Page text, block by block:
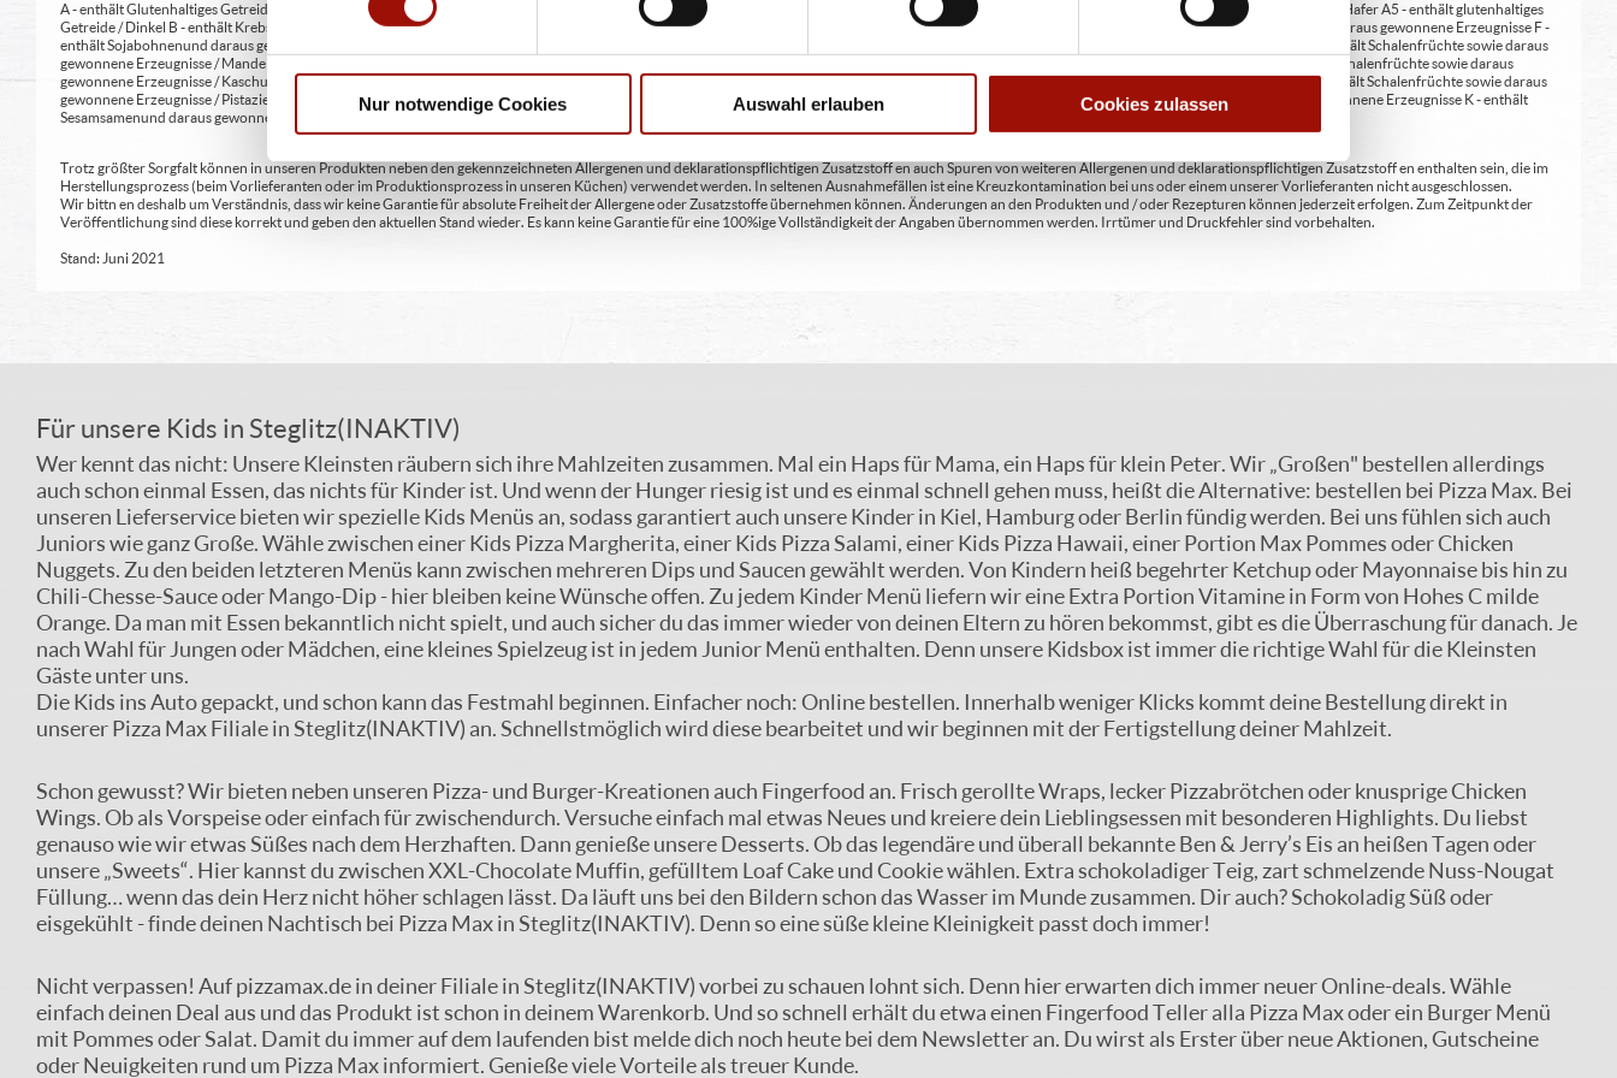
Nur notwendige Cookies Auswahl erlauben Cookies zulassen
A - enthält Glutenhaltiges Getreide A1 - enthält glutenhaltiges Getreide / Weizen A2 - enthält glutenhaltiges Getreide / Roggen A3 - enthält glutenhaltiges Getreide / Gerste A4 - enthält glutenhaltiges Getreide / Hafer A5 - enthält glutenhaltiges
Getreide / Dinkel B - enthält Krebstiere und daraus gewonnene Erzeugnisse C - enthält Eier und daraus gewonnene Erzeugnisse D - enthält Fische und daraus gewonnene Erzeugnisse E - enthält Erdnüsse und daraus gewonnene Erzeugnisse F -
enthält Sojabohnen und daraus gewonnene Erzeugnisse G - enthält Milch und daraus gewonnene Erzeugnisse (einschließlich Laktose) H - enthält Schalenfrüchte sowie daraus gewonnene Erzeugnisse H1 - enthält Schalenfrüchte sowie daraus
gewonnene Erzeugnisse / Mandeln H2 - enthält Schalenfrüchte sowie daraus gewonnene Erzeugnisse / Haselnüsse H3 - enthält Schalenfrüchte sowie daraus gewonnene Erzeugnisse / Walnüsse H4 - enthält Schalenfrüchte sowie daraus
gewonnene Erzeugnisse / Kaschunüsse H5 - enthält Schalenfrüchte sowie daraus gewonnene Erzeugnisse / Pecannüsse H6 - enthält Schalenfrüchte sowie daraus gewonnene Erzeugnisse / Paranüsse H7 - enthält Schalenfrüchte sowie daraus
gewonnene Erzeugnisse / Pistazien H8 - enthält Schalenfrüchte sowie daraus gewonnene Erzeugnisse / Macadamianüsse I - enthält Sellerie und daraus gewonnene Erzeugnisse J - enthält Senf und daraus gewonnene Erzeugnisse K - enthält
Sesamsamen und daraus gewonnene Erzeugnisse L - enthält Sulfit oder Schwefeldioxid M - enthält Lupinen und daraus gewonnene Erzeugnisse
Trotz größter Sorgfalt können in unseren Produkten neben den gekennzeichneten Allergenen und deklarationspflichtigen Zusatzstoff en auch Spuren von weiteren Allergenen und deklarationspflichtigen Zusatzstoff en enthalten sein, die im
Herstellungsprozess (beim Vorlieferanten oder im Produktionsprozess in unseren Küchen) verwendet werden. In seltenen Ausnahmefällen ist eine Kreuzkontamination bei uns oder einem unserer Vorlieferanten nicht ausgeschlossen.
Wir bittn en deshalb um Verständnis, dass wir keine Garantie für absolute Freiheit der Allergene oder Zusatzstoffe übernehmen können. Änderungen an den Produkten und / oder Rezepturen können jederzeit erfolgen. Zum Zeitpunkt der
Veröffentlichung sind diese korrekt und geben den aktuellen Stand wieder. Es kann keine Garantie für eine 100%ige Vollständigkeit der Angaben übernommen werden. Irrtümer und Druckfehler sind vorbehalten.
Stand: Juni 2021
Für unsere Kids in Steglitz(INAKTIV)
Wer kennt das nicht: Unsere Kleinsten räubern sich ihre Mahlzeiten zusammen. Mal ein Haps für Mama, ein Haps für klein Peter. Wir „Großen" bestellen allerdings
auch schon einmal Essen, das nichts für Kinder ist. Und wenn der Hunger riesig ist und es einmal schnell gehen muss, heißt die Alternative: bestellen bei Pizza Max. Bei
unseren Lieferservice bieten wir spezielle Kids Menüs an, sodass garantiert auch unsere Kinder in Kiel, Hamburg oder Berlin fündig werden. Bei uns fühlen sich auch
Juniors wie ganz Große. Wähle zwischen einer Kids Pizza Margherita, einer Kids Pizza Salami, einer Kids Pizza Hawaii, einer Portion Max Pommes oder Chicken
Nuggets. Zu den beiden letzteren Menüs kann zwischen mehreren Dips und Saucen gewählt werden. Von Kindern heiß begehrter Ketchup oder Mayonnaise bis hin zu
Chili-Chesse-Sauce oder Mango-Dip - hier bleiben keine Wünsche offen. Zu jedem Kinder Menü liefern wir eine Extra Portion Vitamine in Form von Hohes C milde
Orange. Da man mit Essen bekanntlich nicht spielt, und auch sicher du das immer wieder von deinen Eltern zu hören bekommst, gibt es die Überraschung für danach. Je
nach Wahl für Jungen oder Mädchen, eine kleines Spielzeug ist in jedem Junior Menü enthalten. Denn unsere Kidsbox ist immer die richtige Wahl für die Kleinsten
Gäste unter uns.
Die Kids ins Auto gepackt, und schon kann das Festmahl beginnen. Einfacher noch: Online bestellen. Innerhalb weniger Klicks kommt deine Bestellung direkt in
unserer Pizza Max Filiale in Steglitz(INAKTIV) an. Schnellstmöglich wird diese bearbeitet und wir beginnen mit der Fertigstellung deiner Mahlzeit.
Schon gewusst? Wir bieten neben unseren Pizza- und Burger-Kreationen auch Fingerfood an. Frisch gerollte Wraps, lecker Pizzabrötchen oder knusprige Chicken
Wings. Ob als Vorspeise oder einfach für zwischendurch. Versuche einfach mal etwas Neues und kreiere dein Lieblingsessen mit besonderen Highlights. Du liebst
genauso wie wir etwas Süßes nach dem Herzhaften. Dann genieße unsere Desserts. Ob das legendäre und überall bekannte Ben & Jerry’s Eis an heißen Tagen oder
unsere „Sweets“. Hier kannst du zwischen XXL-Chocolate Muffin, gefülltem Loaf Cake und Cookie wählen. Extra schokoladiger Teig, zart schmelzende Nuss-Nougat
Füllung… wenn das dein Herz nicht höher schlagen lässt. Da läuft uns bei den Bildern schon das Wasser im Munde zusammen. Dir auch? Schokoladig Süß oder
eisgekühlt - finde deinen Nachtisch bei Pizza Max in Steglitz(INAKTIV). Denn so eine süße kleine Kleinigkeit passt doch immer!
Nicht verpassen! Auf pizzamax.de in deiner Filiale in Steglitz(INAKTIV) vorbei zu schauen lohnt sich. Denn hier erwarten dich immer neuer Online-deals. Wähle
einfach deinen Deal aus und das Produkt ist schon in deinem Warenkorb. Und so schnell erhält du etwa einen Fingerfood Teller alla Pizza Max oder ein Burger Menü
mit Pommes oder Salat. Damit du immer auf dem laufenden bist melde dich noch heute bei dem Newsletter an. Du wirst als Erster über neue Aktionen, Gutscheine
oder Neuigkeiten rund um Pizza Max informiert. Genieße viele Vorteile als treuer Kunde.